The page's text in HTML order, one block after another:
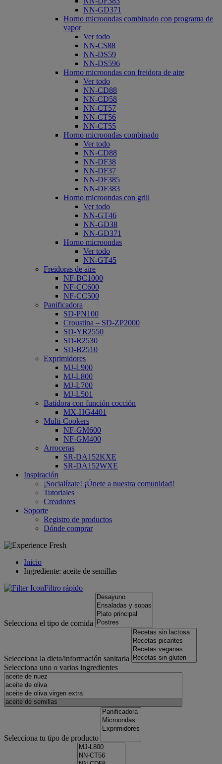
NN-GD371
Horno microondas combinado con programa de
vapor
Ver todo
NN-CS88
NN-DS59
NN-DS596
Horno microondas con freidora de aire
Ver todo
NN-CD88
NN-CD58
NN-CT57
NN-CT56
NN-CT55
Horno microondas combinado
Ver todo
NN-CD88
NN-DF38
NN-DF37
NN-DF385
NN-DF383
Horno microondas con grill
Ver todo
NN-GT46
NN-GD38
NN-GD371
Horno microondas
Ver todo
NN-GT45
Freidoras de aire
NF-BC1000
NF-CC600
NF-CC500
Panificadora
SD-PN100
Croustina – SD-ZP2000
SD-YR2550
SD-R2530
SD-B2510
Exprimidores
MJ-L900
MJ-L800
MJ-L700
MJ-L501
Batidora con función cocción
MX-HG4401
Multi-Cookers
NF-GM600
NF-GM400
Arroceras
SR-DA152KXE
SR-DA152WXE
Inspiración
¡Socialízate! ¡Únete a nuestra comunidad!
Tutoriales
Creadores
Soporte
Registro de productos
Dónde comprar
Inicio
Ingrediente: aceite de semillas
Filtro rápido
Selecciona el tipo de comida
Selecciona la dieta/información sanitaria
Selecciona uno o varios ingredientes
Selecciona tu tipo de producto